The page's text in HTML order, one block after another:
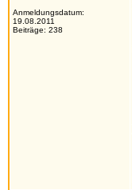
Anmeldungsdatum:
19.08.2011
Beiträge: 238